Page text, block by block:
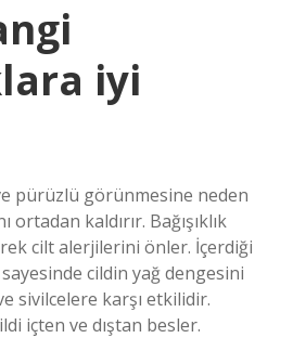
iyi
pürüzlü görünmesine neden
ortadan kaldırır. Bağışıklık
cilt alerjilerini önler. İçerdiği
cildin yağ dengesini
sivilcelere karşı etkilidir.
içten ve dıştan besler.